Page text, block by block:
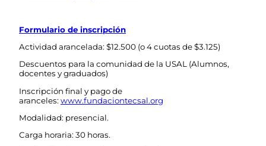
Formulario de inscripción
Actividad arancelada: $12.500 (o 4 cuotas de $3.125)
Descuentos para la comunidad de la USAL (Alumnos,
docentes y graduados)
Inscripción final y pago de
aranceles: www.fundaciontecsal.org
Modalidad: presencial.
Carga horaria: 30 horas.